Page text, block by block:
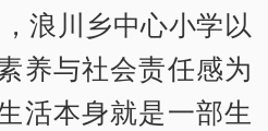
浪川乡中心小学以
养与社会责任感为
活本身就是一部生